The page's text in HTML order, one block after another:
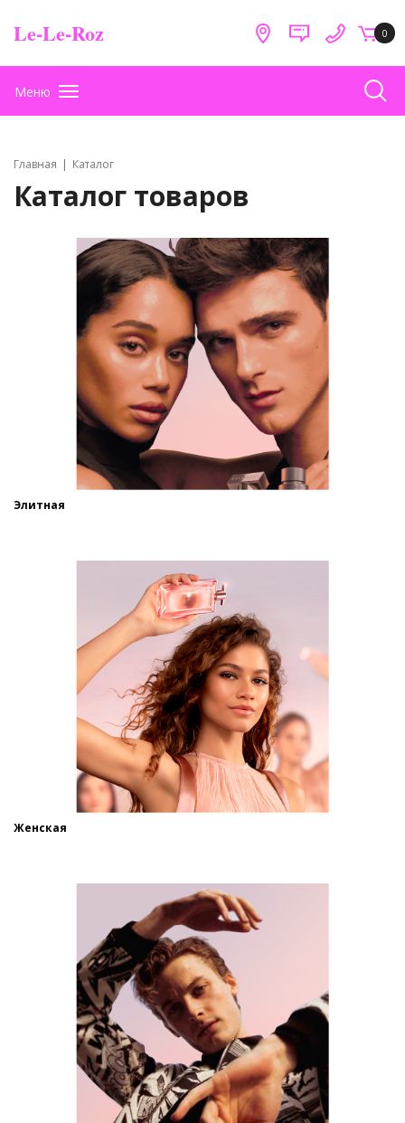
Le-Le-Roz 0
Меню
Главная Каталог
Каталог товаров
Элитная
Женская